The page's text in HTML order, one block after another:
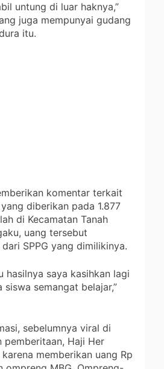
untung di luar haknya,”
juga mempunyai gudang
itu.
komentar terkait
diberikan pada 1.877
di Kecamatan Tanah
uang tersebut
SPPG yang dimilikinya.
hasilnya saya kasihkan lagi
siswa semangat belajar,”
sebelumnya viral di
pemberitaan, Haji Her
memberikan uang Rp